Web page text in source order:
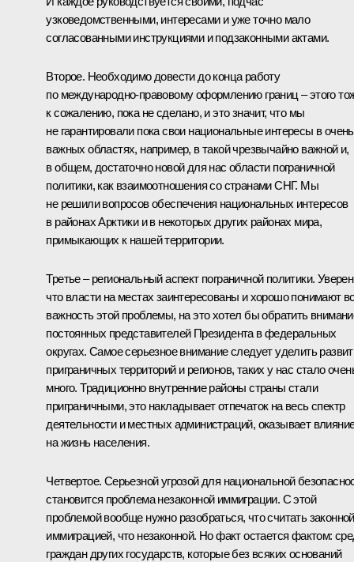
узковедомственными, интересами и уже точно мало
согласованными инструкциями и подзаконными актами.
Второе. Необходимо довести до конца работу
по международно-правовому оформлению границ – этого
к сожалению, пока не сделано, и это значит, что мы
не гарантировали пока свои национальные интересы в очень
важных областях, например, в такой чрезвычайно важной и,
в общем, достаточно новой для нас области пограничной
политики, как взаимоотношения со странами СНГ. Мы
не решили вопросов обеспечения национальных интересов
в районах Арктики и в некоторых других районах мира,
примыкающих к нашей территории.
Третье – региональный аспект пограничной политики.
что власти на местах заинтересованы и хорошо понимают
важность этой проблемы, на это хотел бы обратить
постоянных представителей Президента в федеральных
округах. Самое серьезное внимание следует уделить
приграничных территорий и регионов, таких у нас стало
много. Традиционно внутренние районы страны стали
приграничными, это накладывает отпечаток на весь спектр
деятельности и местных администраций, оказывает
на жизнь населения.
Четвертое. Серьезной угрозой для национальной
становится проблема незаконной иммиграции. С этой
проблемой вообще нужно разобраться, что считать законной
иммиграцией, что незаконной. Но факт остается фактом:
граждан других государств, которые без всяких оснований